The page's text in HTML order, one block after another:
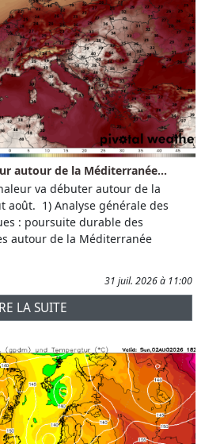
autour de la Méditerranée...
va débuter autour de la
août. 1) Analyse générale des
: poursuite durable des
autour de la Méditerranée
31 juil. 2026 à 11:00
LA SUITE